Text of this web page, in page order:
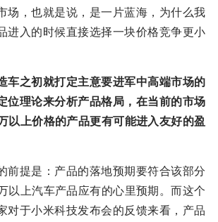
场，也就是说，是一片蓝海，为什么我
进入的时候直接选择一块价格竞争更小
车之初就打定主意要进军中高端市场的
位理论来分析产品格局，在当前的市场
以上价格的产品更有可能进入友好的盈
前提是：产品的落地预期要符合该部分
以上汽车产品应有的心里预期。而这个
对于小米科技发布会的反馈来看，产品